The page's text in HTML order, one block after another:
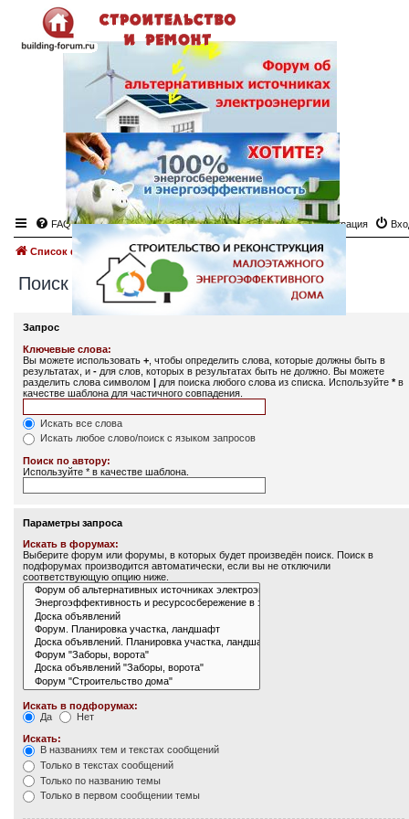
FAQ Регистрация
Список форумов Поиск
Поиск
Запрос
Ключевые слова:
Вы можете использовать + , чтобы определить слова, которые должны быть в
результатах, и - для слов, которых в результатах быть не должно. Вы можете
разделить слова символом | для поиска любого слова из списка. Используйте *в
качестве шаблона для частичного совпадения.
Искать все слова
Искать любое слово/поиск с языком запросов
Поиск по автору:
Используйте * в качестве шаблона.
Параметры запроса
Искать в форумах:
Выберите форум или форумы, в которых будет произведён поиск. Поиск в
подфорумах производится автоматически, если вы не отключили
соответствующую опцию ниже.
Искать в подфорумах:
Да
Нет
Искать:
В названиях тем и текстах сообщений
Только в текстах сообщений
Только по названию темы
Только в первом сообщении темы